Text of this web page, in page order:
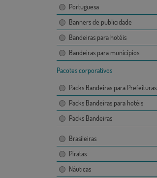
Portuguesa
Banners de publicidade
Bandeiras para hotéis
Bandeiras para municípios
Pacotes corporativos
Packs Bandeiras para Prefeituras
Packs Bandeiras para hotéis
Packs Bandeiras
Brasileiras
Piratas
Náuticas